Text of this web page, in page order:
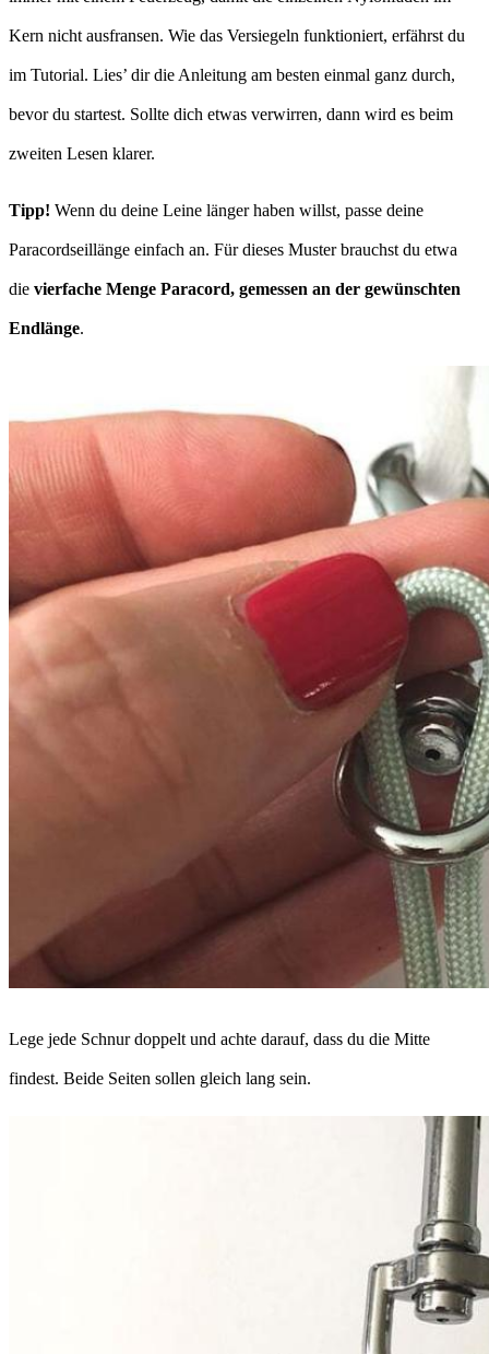
Kern nicht ausfransen. Wie das Versiegeln funktioniert, erfährst du
im Tutorial. Lies’ dir die Anleitung am besten einmal ganz durch,
bevor du startest. Sollte dich etwas verwirren, dann wird es beim
zweiten Lesen klarer.
Tipp! Wenn du deine Leine länger haben willst, passe deine
Paracordseillänge einfach an. Für dieses Muster brauchst du etwa
die vierfache Menge Paracord, gemessen an der gewünschten
Endlänge.
Lege jede Schnur doppelt und achte darauf, dass du die Mitte
findest. Beide Seiten sollen gleich lang sein.